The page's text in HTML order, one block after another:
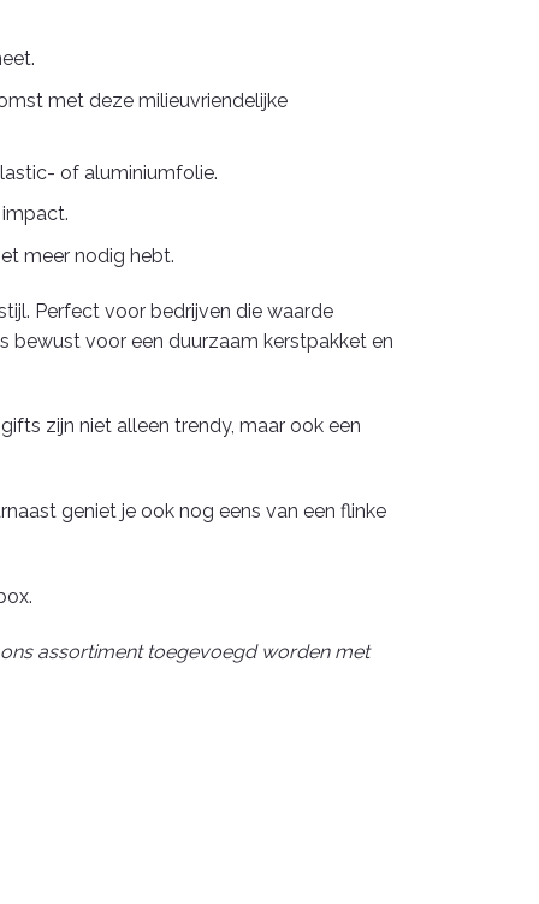
met deze milieuvriendelijke
of aluminiumfolie.
meer nodig hebt.
Perfect voor bedrijven die waarde
bewust voor een duurzaam kerstpakket en
zijn niet alleen trendy, maar ook een
geniet je ook nog eens van een flinke
assortiment toegevoegd worden met